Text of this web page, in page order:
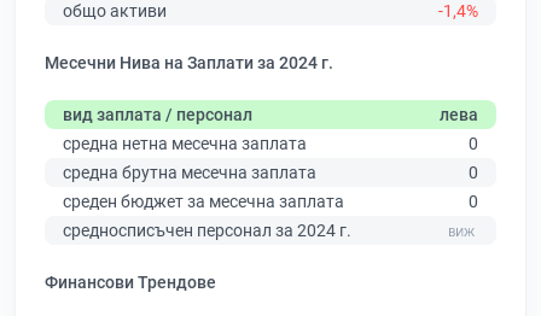
общо активи
-1,4%
Месечни Нива на Заплати за 2024 г.
вид заплата / персонал
лева
средна нетна месечна заплата
0
средна брутна месечна заплата
0
среден бюджет за месечна заплата
0
средносписъчен персонал за 2024 г.
Финансови Трендове